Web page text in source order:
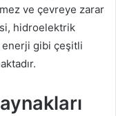
ve çevreye zarar
hidroelektrik
gibi çeşitli